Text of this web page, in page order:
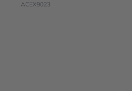
ACEX9023